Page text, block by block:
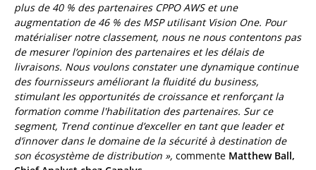
plus de 40 % des partenaires CPPO AWS et une
augmentation de 46 % des MSP utilisant Vision One. Pour
matérialiser notre classement, nous ne nous contentons pas
de mesurer l’opinion des partenaires et les délais de
livraisons. Nous voulons constater une dynamique continue
des fournisseurs améliorant la fluidité du business,
stimulant les opportunités de croissance et renforçant la
formation comme l'habilitation des partenaires. Sur ce
segment, Trend continue d’exceller en tant que leader et
d’innover dans le domaine de la sécurité à destination de
son écosystème de distribution », commente Matthew Ball,